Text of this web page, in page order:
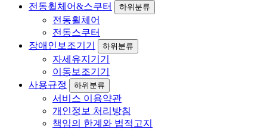
전동휠체어&스쿠터
하위분류
전동휠체어
전동스쿠터
장애인보조기기
하위분류
자세유지기기
이동보조기기
사용규정
하위분류
서비스 이용약관
개인정보 처리방침
책임의 한계와 법적고지